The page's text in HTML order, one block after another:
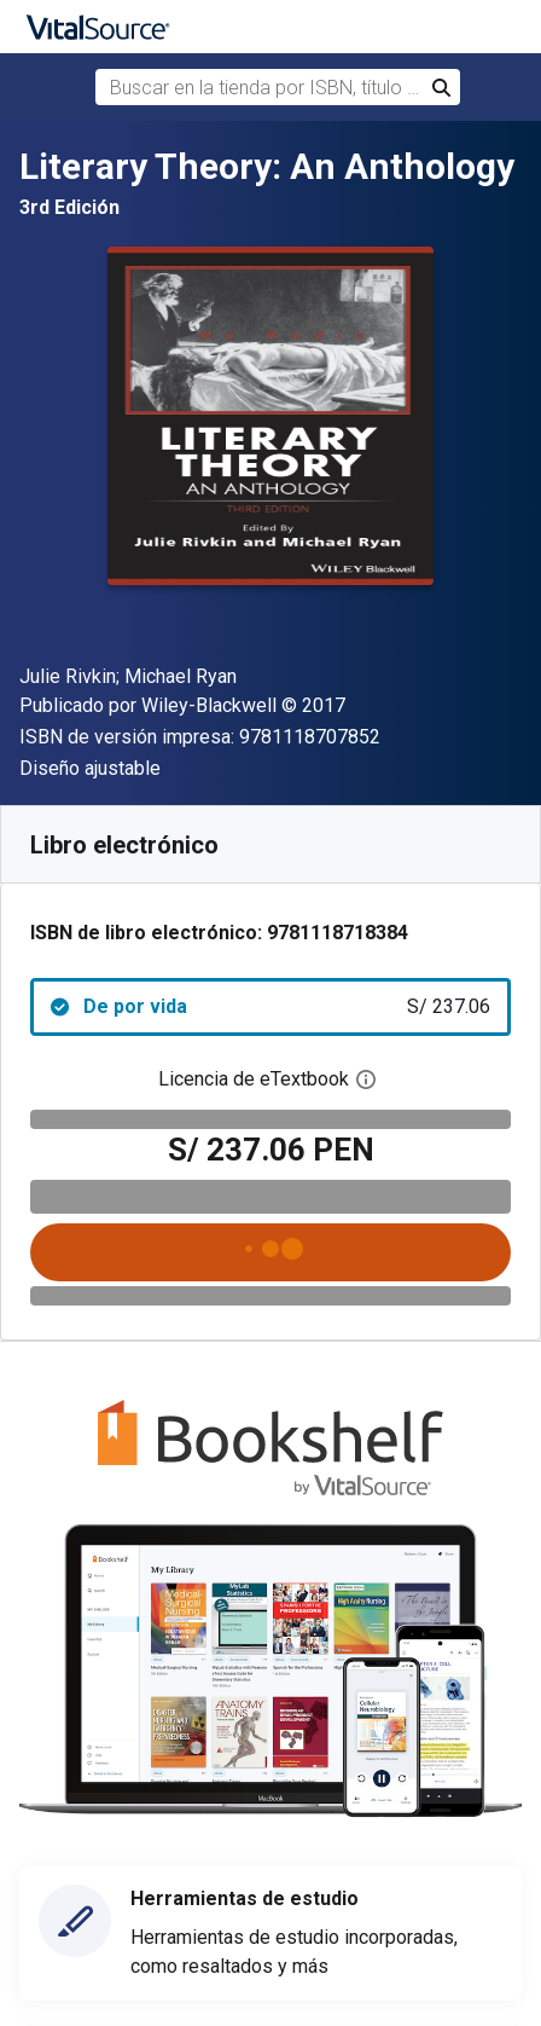
Saltar al contenido principal
Buscar en la tienda por ISBN, título o autor
Buscar
Literary Theory: An Anthology
3rd Edición
Autor(es)
Julie Rivkin; Michael Ryan
Editor
Publicado por Wiley-Blackwell Copyright
© 2017
ISBN de versión impresa: 9781118707852
Formato
Diseño ajustable
Libro electrónico
ISBN de libro electrónico: 9781118718384
De por vida S/ 237.06
Licencia de eTextbook Abre el cuadro de
S/ 237.06 PEN
Herramientas de estudio
Herramientas de estudio incorporadas,
como resaltados y más